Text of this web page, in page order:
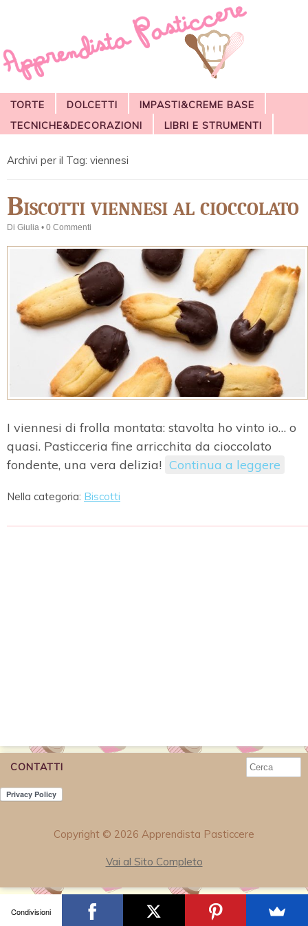
TORTE DOLCETTI
IMPASTI&CREME BASE
TECNICHE&DECORAZIONI
LIBRI E STRUMENTI
Archivi per il Tag: viennesi
Biscotti viennesi al cioccolato
Di Giulia • 0 Commenti
I viennesi di frolla montata: stavolta ho vinto io… o
quasi. Pasticceria fine arricchita da cioccolato
fondente, una vera delizia! Continua a leggere
Nella categoria: Biscotti
CONTATTI
Copyright © 2026 Apprendista Pasticcere
Vai al Sito Completo
Condivisioni